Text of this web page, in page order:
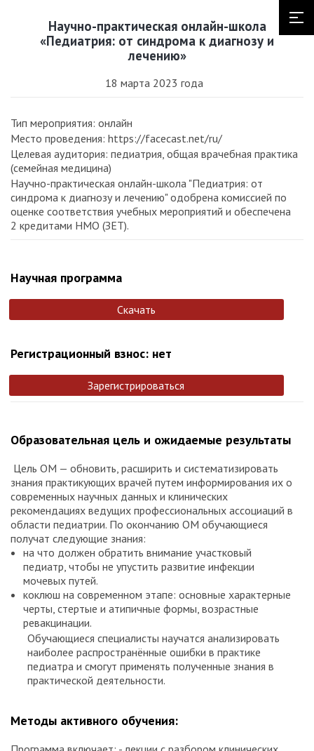
Научно-практическая онлайн-школа
«Педиатрия: от синдрома к диагнозу и
лечению»
18 марта 2023 года
Тип мероприятия: онлайн
Место проведения: https://facecast.net/ru/
Целевая аудитория: педиатрия, общая врачебная практика
(семейная медицина)
Научно-практическая онлайн-школа "Педиатрия: от
синдрома к диагнозу и лечению" одобрена комиссией по
оценке соответствия учебных мероприятий и обеспечена
2 кредитами НМО (ЗЕТ).
Научная программа
Скачать
Регистрационный взнос: нет
Зарегистрироваться
Образовательная цель и ожидаемые результаты
Цель ОМ — обновить, расширить и систематизировать
знания практикующих врачей путем информирования их о
современных научных данных и клинических
рекомендациях ведущих профессиональных ассоциаций в
области педиатрии. По окончанию ОМ обучающиеся
получат следующие знания:
на что должен обратить внимание участковый
педиатр, чтобы не упустить развитие инфекции
мочевых путей.
коклюш на современном этапе: основные характерные
черты, стертые и атипичные формы, возрастные
ревакцинации.
Обучающиеся специалисты научатся анализировать
наиболее распространённые ошибки в практике
педиатра и смогут применять полученные знания в
практической деятельности.
Методы активного обучения: